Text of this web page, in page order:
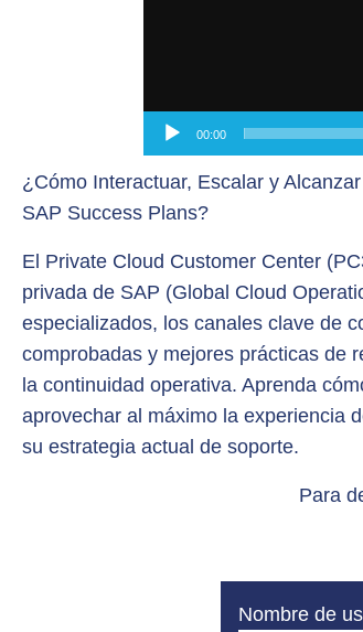
00:00
¿Cómo Interactuar, Escalar y
SAP Success Plans?
El Private Cloud Customer Center
privada de SAP (Global Cloud
especializados, los canales clave de
comprobadas y mejores prácticas de
la continuidad operativa. Aprenda
aprovechar al máximo la experiencia
su estrategia actual de soporte.
Para
Nombre de